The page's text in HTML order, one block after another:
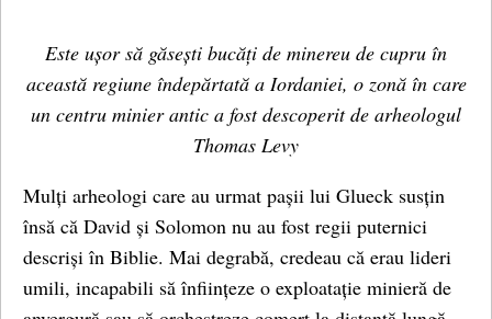
Este ușor să găsești bucăți de minereu de cupru în
această regiune îndepărtată a Iordaniei, o zonă în care
un centru minier antic a fost descoperit de arheologul
Thomas Levy
Mulți arheologi care au urmat pașii lui Glueck susțin
însă că David și Solomon nu au fost regii puternici
descriși în Biblie. Mai degrabă, credeau că erau lideri
umili, incapabili să înființeze o exploatație minieră de